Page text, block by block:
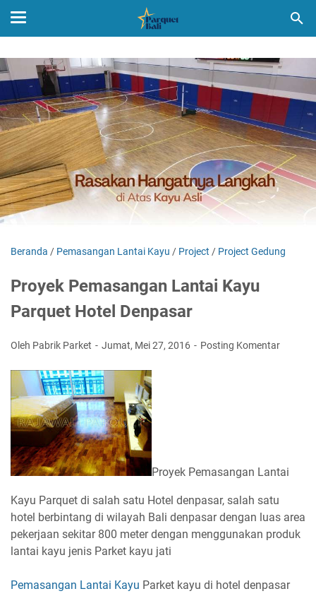
Beranda / Pemasangan Lantai Kayu / Project / Project Gedung
Proyek Pemasangan Lantai Kayu
Parquet Hotel Denpasar
Oleh Pabrik Parket Jumat, Mei 27, 2016 Posting Komentar
Proyek Pemasangan Lantai
Kayu Parquet di salah satu Hotel denpasar, salah satu
hotel berbintang di wilayah Bali denpasar dengan luas area
pekerjaan sekitar 800 meter dengan menggunakan produk
lantai kayu jenis Parket kayu jati
Pemasangan Lantai Kayu Parket kayu di hotel denpasar